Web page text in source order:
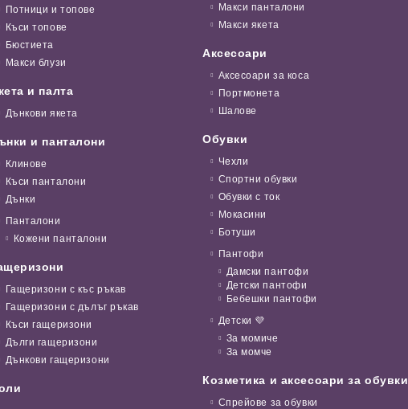
Потници и топове
Къси топове
Бюстиета
Макси блузи
и палта
Дънкови якета
и панталони
Клинове
Къси панталони
Дънки
Панталони
Кожени панталони
Гащеризони с къс ръкав
Гащеризони с дълъг ръкав
Къси гащеризони
Дълги гащеризони
Дънкови гащеризони
Макси панталони
Макси якета
Аксесоари
Аксесоари за коса
Портмонета
Шалове
Обувки
Чехли
Спортни обувки
Обувки с ток
Мокасини
Ботуши
Пантофи
Дамски пантофи
Детски пантофи
Бебешки пантофи
Детски 💜
За момиче
За момче
Козметика и аксесоари за обувки
Спрейове за обувки